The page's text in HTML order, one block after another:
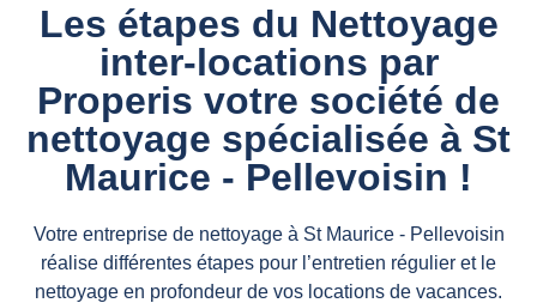
Les étapes du Nettoyage
inter-locations par
Properis votre société de
nettoyage spécialisée à St
Maurice - Pellevoisin !
Votre entreprise de nettoyage à St Maurice - Pellevoisin
réalise différentes étapes pour l’entretien régulier et le
nettoyage en profondeur de vos locations de vacances.